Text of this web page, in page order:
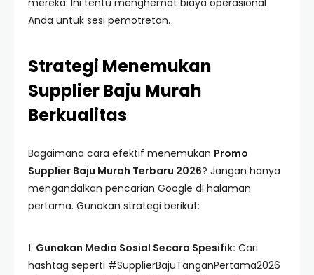
mereka. Ini tentu menghemat biaya operasional
Anda untuk sesi pemotretan.
Strategi Menemukan
Supplier Baju Murah
Berkualitas
Bagaimana cara efektif menemukan Promo
Supplier Baju Murah Terbaru 2026? Jangan hanya
mengandalkan pencarian Google di halaman
pertama. Gunakan strategi berikut:
1. Gunakan Media Sosial Secara Spesifik: Cari
hashtag seperti #SupplierBajuTanganPertama2026